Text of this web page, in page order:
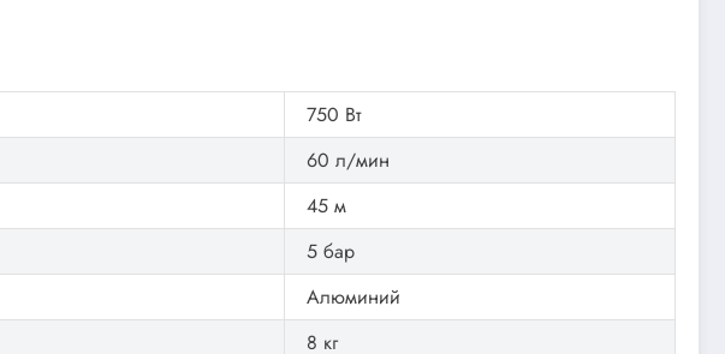
750 Вт
60 л/мин
45 м
5 бар
Алюминий
8 кг